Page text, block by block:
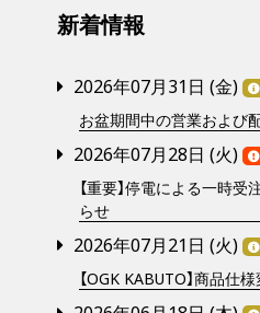
新着情報
2026年07月31日 (金)
お盆期間中の営業および
2026年07月28日 (火)
【重要】停電による一時
らせ
2026年07月21日 (火)
【OGK KABUTO】商品仕